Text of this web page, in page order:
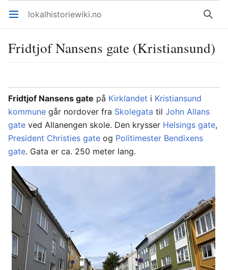
Åpne hovedmenyen lokalhistoriewiki.no Søk
Fridtjof Nansens gate (Kristiansund)
Fridtjof Nansens gate på Kirklandet i Kristiansund
kommune går nordover fra Skolegata til John Allans
gate ved Allanengen skole. Den krysser Helsings gate,
President Christies gate og Politimester Bendixens
gate. Gata er ca. 250 meter lang.